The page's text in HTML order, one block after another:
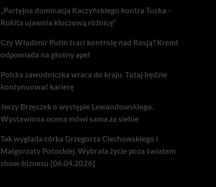
„Partyjna dominacja Kaczyńskiego kontra Tuska –
Rokita ujawnia kluczową różnicę”
Czy Władimir Putin traci kontrolę nad Rosją? Kreml
odpowiada na głośny apel
Polska zawodniczka wraca do kraju. Tutaj będzie
kontynuować karierę
Jerzy Brzęczek o występie Lewandowskiego.
Wystawiona ocena mówi sama za siebie
Tak wygląda córka Grzegorza Ciechowskiego i
Małgorzaty Potockiej. Wybrała życie poza światem
show-biznesu [06.04.2026]